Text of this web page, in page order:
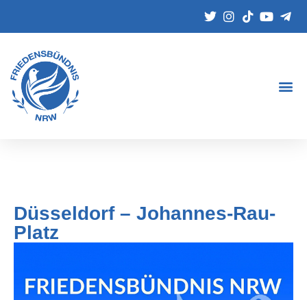
Düsseldorf – Johannes-Rau-
Platz